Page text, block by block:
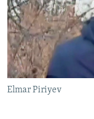
Elmar Piriyev